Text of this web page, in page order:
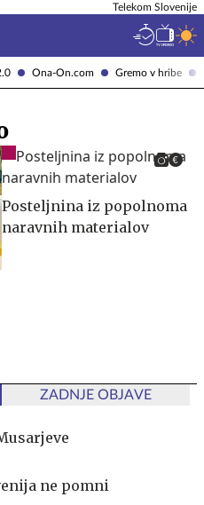
Ona-On.com Gremo v hribe
Telekom Slovenije
Posteljnina iz popolnoma
naravnih materialov
ZADNJE OBJAVE
ne pomni